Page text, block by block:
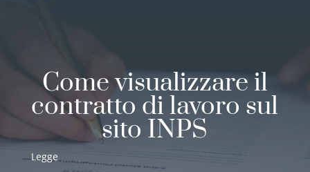
Come visualizzare il
contratto di lavoro sul
sito INPS
Legge